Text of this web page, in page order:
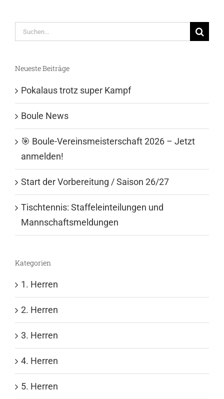
Suche
nach:
Neueste Beiträge
Pokalaus trotz super Kampf
Boule News
🎯 Boule-Vereinsmeisterschaft 2026 – Jetzt
anmelden!
Start der Vorbereitung / Saison 26/27
Tischtennis: Staffeleinteilungen und
Mannschaftsmeldungen
Kategorien
1. Herren
2. Herren
3. Herren
4. Herren
5. Herren